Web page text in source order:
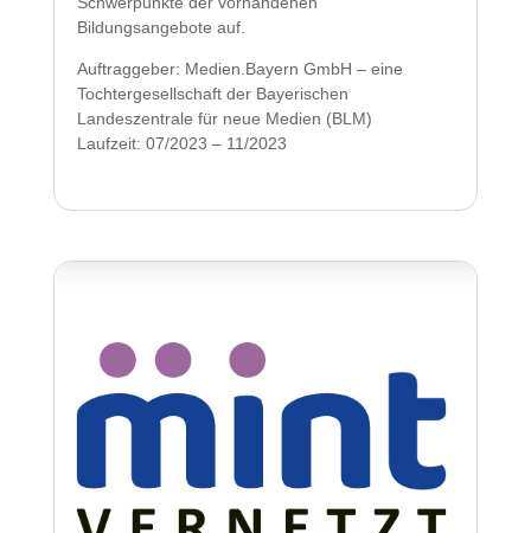
Bildungsangebote auf.
Auftraggeber: Medien.Bayern GmbH – eine
Tochtergesellschaft der Bayerischen
Landeszentrale für neue Medien (BLM)
Laufzeit: 07/2023 – 11/2023